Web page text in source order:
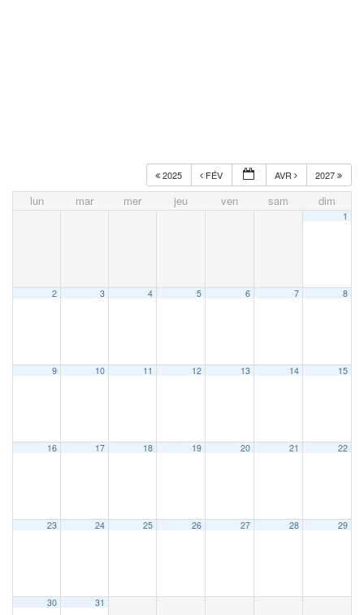
2025 FÉV AVR 2027
lun mar mer jeu ven sam dim
1
2 3 4 5 6 7 8
9 10 11 12 13 14 15
16 17 18 19 20 21 22
23 24 25 26 27 28 29
30 31